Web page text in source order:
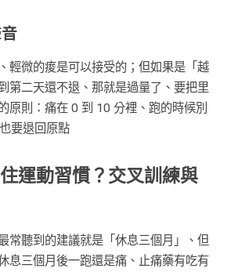
輕微的痠是可以接受的；但如果是「越
第二天還不退、那就是過量了、要把里
原則：痛在 0 到 10 分裡、跑的時候別
要退回原點
運動習慣？交叉訓練與
常聽到的建議就是「休息三個月」、但
息三個月後一跑還是痛、止痛藥有吃有